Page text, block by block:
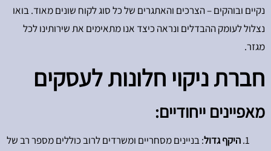
נקיים ובוהקים – הצרכים והאתגרים של כל סוג לקוח שונים מאוד. בואו
נצלול לעומק ההבדלים ונראה כיצד אנו מתאימים את שירותינו לכל
מגזר.
חברת ניקוי חלונות לעסקים
מאפיינים ייחודיים:
היקף גדול: בניינים מסחריים ומשרדים לרוב כוללים מספר רב של